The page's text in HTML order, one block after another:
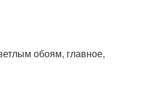
обоям, главное,